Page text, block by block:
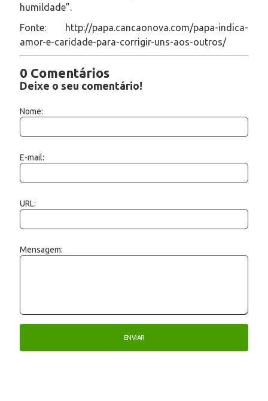
humildade”.
Fonte: http://papa.cancaonova.com/papa-indica-
amor-e-caridade-para-corrigir-uns-aos-outros/
0 Comentários
Deixe o seu comentário!
Nome:
E-mail:
URL:
Mensagem: